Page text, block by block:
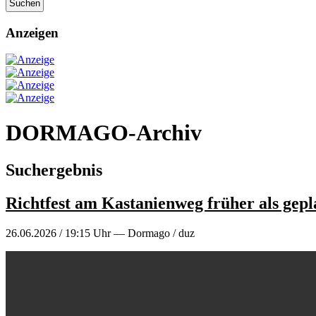
Suchen
Anzeigen
DORMAGO-Archiv
Suchergebnis
Richtfest am Kastanienweg früher als
26.06.2026 / 19:15 Uhr — Dormago / duz